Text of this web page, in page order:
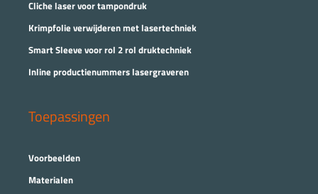
Cliche laser voor tampondruk
Krimpfolie verwijderen met lasertechniek
Smart Sleeve voor rol 2 rol druktechniek
Inline productienummers lasergraveren
Toepassingen
Voorbeelden
Materialen